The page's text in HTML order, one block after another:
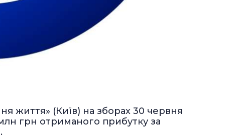
життя» (Київ) на зборах 30 червня
грн отриманого прибутку за